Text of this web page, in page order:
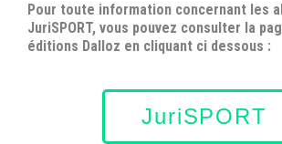
Pour toute information concernant les
JuriSPORT, vous pouvez consulter la
éditions Dalloz en cliquant ci dessous :
JuriSPORT